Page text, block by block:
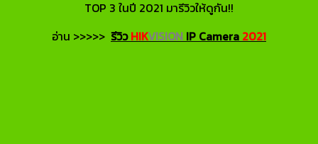
TOP 3 ในปี 2021 มารีวิวให้ดูกัน!!
อ่าน >>>>> รีวิวHIKVISION IP Camera 2021